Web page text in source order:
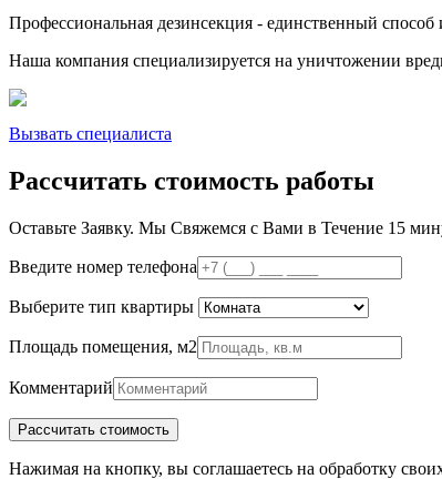
Профессиональная дезинсекция - единственный способ
Наша компания специализируется на уничтожении
Вызвать специалиста
Рассчитать стоимость работы
Оставьте Заявку. Мы Свяжемся с Вами в Течение 15
Введите номер телефона
Выберите тип квартиры
Площадь помещения, м2
Комментарий
Нажимая на кнопку, вы соглашаетесь на обработку